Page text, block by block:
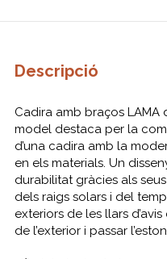
Descripció
Cadira amb braços LAMA
model destaca per la
d’una cadira amb la
en els materials. Un
durabilitat gràcies als
dels raigs solars i del
exteriors de les llars
de l’exterior i passar